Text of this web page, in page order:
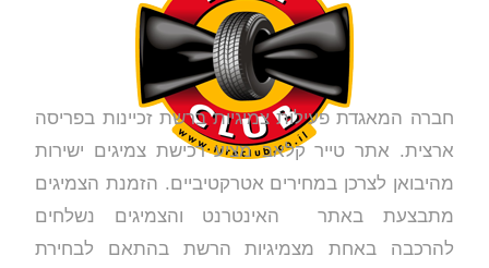
חברה המאגדת פעילות צמיגיות ברשת זכיינות בפריסה
ארצית. אתר טייר קלאב מציע רכישת צמיגים ישירות
מהיבואן לצרכן במחירים אטרקטיביים. הזמנת הצמיגים
מתבצעת באתר האינטרנט והצמיגים נשלחים
להרכבה באחת מצמיגיות הרשת בהתאם לבחירת